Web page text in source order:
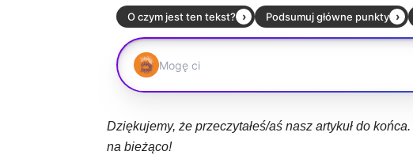
Dziękujemy, że przeczytałeś/aś nasz artykuł do końca.
na bieżąco!